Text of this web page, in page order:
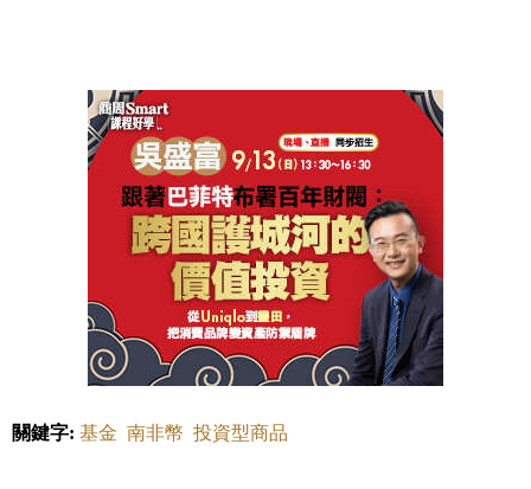
關鍵字: 基金 南非幣 投資型商品